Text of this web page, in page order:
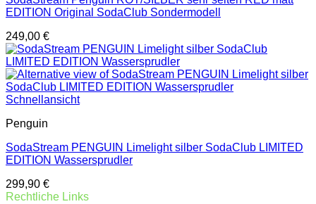
EDITION Original SodaClub Sondermodell
249,00 €
Schnellansicht
Penguin
SodaStream PENGUIN Limelight silber SodaClub LIMITED
EDITION Wassersprudler
299,90 €
Rechtliche Links